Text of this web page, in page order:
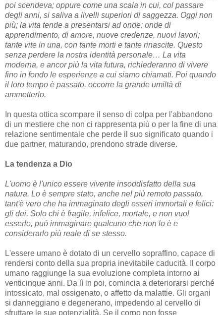
poi scendeva; oppure come una scala in cui, col passare
degli anni, si saliva a livelli superiori di saggezza. Oggi non
più; la vita tende a presentarsi ad onde: onde di
apprendimento, di amore, nuove credenze, nuovi lavori;
tante vite in una, con tante morti e tante rinascite. Questo
senza perdere la nostra identità personale… La vita
moderna, e ancor più la vita futura, richiederanno di vivere
fino in fondo le esperienze a cui siamo chiamati. Poi quando
il loro tempo è passato, occorre la grande umiltà di
ammetterlo.
In questa ottica scompare il senso di colpa per l'abbandono
di un mestiere che non ci rappresenta più o per la fine di una
relazione sentimentale che perde il suo significato quando i
due partner, maturando, prendono strade diverse.
La tendenza a Dio
L'uomo è l'unico essere vivente insoddisfatto della sua
natura. Lo è sempre stato, anche nel più remoto passato,
tant'è vero che ha immaginato degli esseri immortali e felici:
gli dei. Solo chi è fragile, infelice, mortale, e non vuol
esserlo, può immaginare qualcuno che non lo è e
considerarlo più reale di se stesso.
L'essere umano è dotato di un cervello sopraffino, capace di
rendersi conto della sua propria inevitabile caducità. Il corpo
umano raggiunge la sua evoluzione completa intorno ai
venticinque anni. Da lì in poi, comincia a deteriorarsi perché
intossicato, mal ossigenato, o affetto da malattie. Gli organi
si danneggiano e degenerano, impedendo al cervello di
sfruttare le sue potenzialità. Se il corpo non fosse